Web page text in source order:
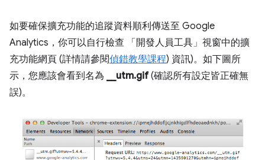
如要確保擴充功能的追蹤資料順利傳送至 Google
Analytics，你可以自行檢查 「開發人員工具」視窗中的擴
充功能網頁 (詳情請參閱偵錯教學課程) 資訊)。如下圖所
示，您應該會看到名為
__utm.gif(確認所有設定皆正確無
誤)。